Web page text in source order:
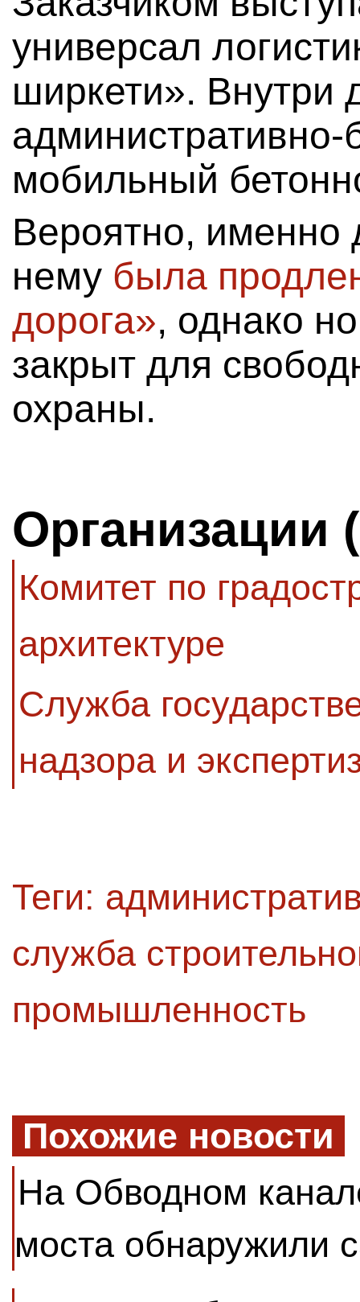
универсал
ширкети». Внутри
мобильный
Вероятно, именно
нему была
дорога», однако
закрыт для
охраны.
Организации
Комитет по
архитектуре
Служба
надзора и
Теги:
служба
промышленность
Похожие новости
На Обводном
моста обнаружили